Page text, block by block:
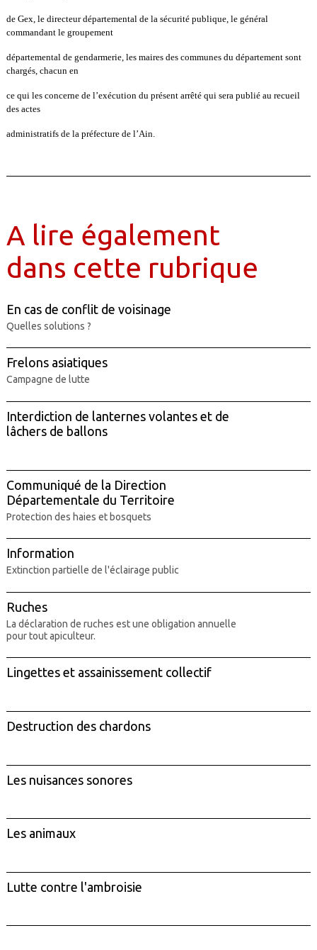
de Gex, le directeur départemental de la sécurité publique, le général
commandant le groupement
départemental de gendarmerie, les maires des communes du département sont
chargés, chacun en
ce qui les concerne de l’exécution du présent arrêté qui sera publié au recueil
des actes
administratifs de la préfecture de l’Ain.
A lire également
dans cette rubrique
En cas de conflit de voisinage
Quelles solutions ?
Frelons asiatiques
Campagne de lutte
Interdiction de lanternes volantes et de
lâchers de ballons
Communiqué de la Direction
Départementale du Territoire
Protection des haies et bosquets
Information
Extinction partielle de l'éclairage public
Ruches
La déclaration de ruches est une obligation annuelle
pour tout apiculteur.
Lingettes et assainissement collectif
Destruction des chardons
Les nuisances sonores
Les animaux
Lutte contre l'ambroisie